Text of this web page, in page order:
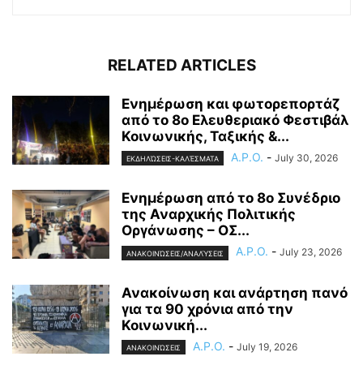
RELATED ARTICLES
Ενημέρωση και φωτορεπορτάζ
από το 8ο Ελευθεριακό Φεστιβάλ
Κοινωνικής, Ταξικής &...
ΕΚΔΗΛΏΣΕΙΣ-ΚΑΛΈΣΜΑΤΑ A.P.O. - July 30, 2026
Ενημέρωση από το 8ο Συνέδριο
της Αναρχικής Πολιτικής
Οργάνωσης – ΟΣ...
ΑΝΑΚΟΙΝΏΣΕΙΣ/ΑΝΑΛΎΣΕΙΣ A.P.O. - July 23, 2026
Ανακοίνωση και ανάρτηση πανό
για τα 90 χρόνια από την
Κοινωνική...
ΑΝΑΚΟΙΝΏΣΕΙΣ A.P.O. - July 19, 2026